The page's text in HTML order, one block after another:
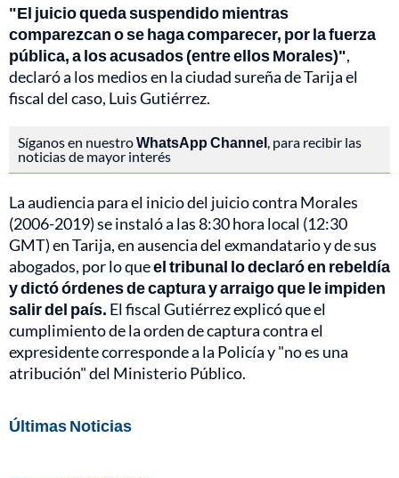
"El juicio queda suspendido mientras
comparezcan o se haga comparecer, por la fuerza
pública, a los acusados (entre ellos Morales)",
declaró a los medios en la ciudad sureña de Tarija el
fiscal del caso, Luis Gutiérrez.
Síganos en nuestroWhatsApp Channel, para recibir las
noticias de mayor interés
La audiencia para el inicio del juicio contra Morales
(2006-2019) se instaló a las 8:30 hora local (12:30
GMT) en Tarija, en ausencia del exmandatario y de sus
abogados, por lo queel tribunal lo declaró en rebeldía
y dictó órdenes de captura y arraigo que le impiden
salir del país. El fiscal Gutiérrez explicó que el
cumplimiento de la orden de captura contra el
expresidente corresponde a la Policía y "no es una
atribución" del Ministerio Público.
Últimas Noticias